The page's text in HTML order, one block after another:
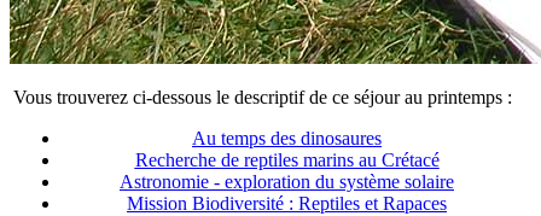
Vous trouverez ci-dessous le descriptif de ce séjour au printemps :
Au temps des dinosaures
Recherche de reptiles marins au Crétacé
Astronomie - exploration du système solaire
Mission Biodiversité : Reptiles et Rapaces